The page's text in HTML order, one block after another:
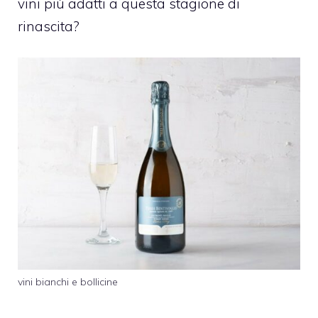
vini più adatti a questa stagione di
rinascita?
vini bianchi e bollicine